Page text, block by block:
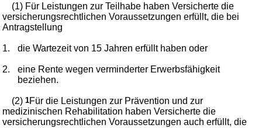
(1) Für Leistungen zur Teilhabe haben Versicherte die
versicherungsrechtlichen Voraussetzungen erfüllt, die bei
Antragstellung
1. die Wartezeit von 15 Jahren erfüllt haben oder
2.
eine Rente wegen verminderter Erwerbsfähigkeit
beziehen.
(2)1Für die Leistungen zur Prävention und zur
medizinischen Rehabilitation haben Versicherte die
versicherungsrechtlichen Voraussetzungen auch erfüllt, die